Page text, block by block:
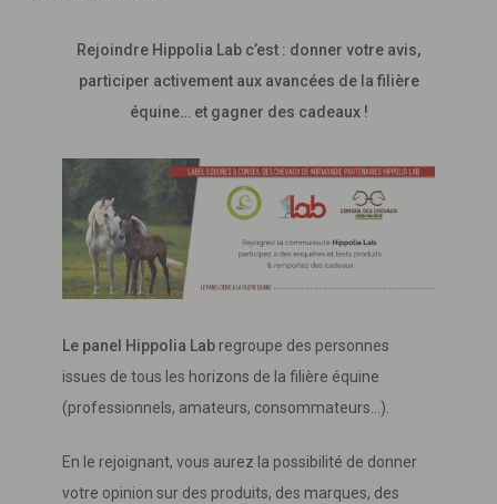
Rejoindre Hippolia Lab c’est : donner votre avis,
participer activement aux avancées de la filière
équine… et gagner des cadeaux !
Le panel Hippolia Lab regroupe des personnes
issues de tous les horizons de la filière équine
(professionnels, amateurs, consommateurs…).
En le rejoignant, vous aurez la possibilité de donner
votre opinion sur des produits, des marques, des